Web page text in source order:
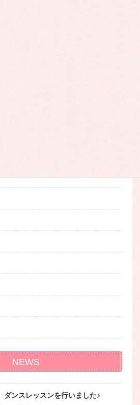
NEWS
ダンスレッスンを行いました♪